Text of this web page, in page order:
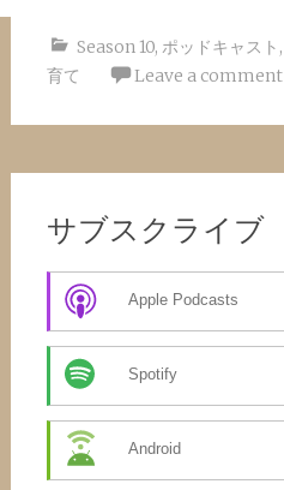
Season 10, ポッドキャスト ,
育て
Leave a comment
サブスクライブ
Apple Podcasts
Spotify
Android